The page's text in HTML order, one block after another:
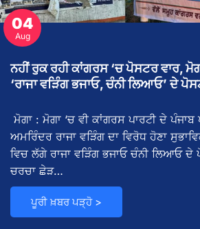
04
Aug
ਨਹੀਂ ਰੁਕ ਰਹੀ ਕਾਂਗਰਸ ‘ਚ ਪੋਸਟਰ ਵਾਰ,
‘ਰਾਜਾ ਵੜਿੰਗ ਭਜਾਓ, ਚੰਨੀ ਲਿਆਓ’ ਦੇ
ਮੋਗਾ : ਮੋਗਾ ‘ਚ ਵੀ ਕਾਂਗਰਸ ਪਾਰਟੀ ਦੇ ਪੰਜਾਬ
ਅਮਰਿੰਦਰ ਰਾਜਾ ਵੜਿੰਗ ਦਾ ਵਿਰੋਧ ਹੋਣਾ
ਵਿਚ ਲੱਗੇ ਰਾਜਾ ਵੜਿੰਗ ਭਜਾਓ ਚੰਨੀ ਲਿਆਓ ਦੇ
ਚਰਚਾ ਛੇੜ…
ਪੂਰੀ ਖ਼ਬਰ ਪੜ੍ਹੋ >